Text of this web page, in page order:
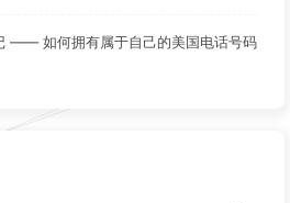
—— 如何拥有属于自己的美国电话号码